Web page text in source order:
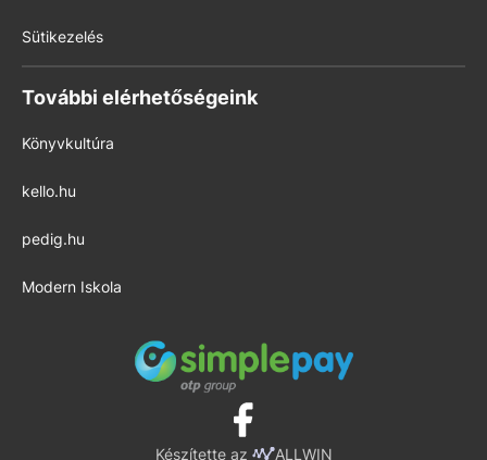
Sütikezelés
További elérhetőségeink
Könyvkultúra
kello.hu
pedig.hu
Modern Iskola
Készítette az ALLWIN